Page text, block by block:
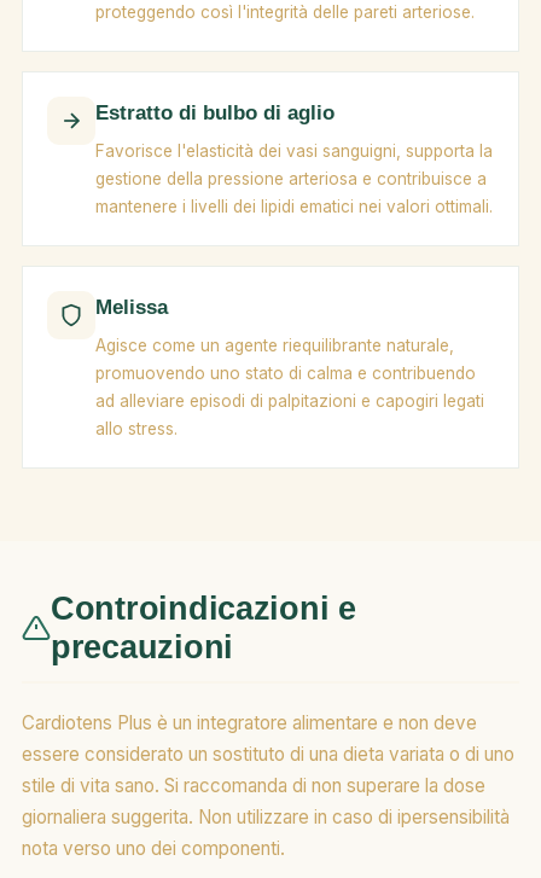
proteggendo così l'integrità delle pareti arteriose.
Estratto di bulbo di aglio
Favorisce l'elasticità dei vasi sanguigni, supporta la
gestione della pressione arteriosa e contribuisce a
mantenere i livelli dei lipidi ematici nei valori ottimali.
Melissa
Agisce come un agente riequilibrante naturale,
promuovendo uno stato di calma e contribuendo
ad alleviare episodi di palpitazioni e capogiri legati
allo stress.
Controindicazioni e
precauzioni
Cardiotens Plus è un integratore alimentare e non deve
essere considerato un sostituto di una dieta variata o di uno
stile di vita sano. Si raccomanda di non superare la dose
giornaliera suggerita. Non utilizzare in caso di ipersensibilità
nota verso uno dei componenti.